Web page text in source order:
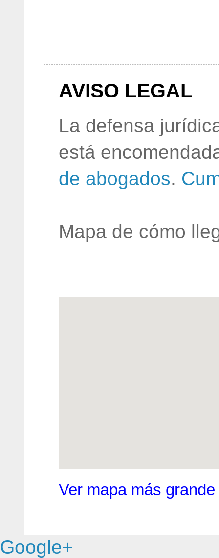
AVISO LEGAL
La defensa
está
de abogados.
Mapa de cómo
Ver mapa más grande
Google+